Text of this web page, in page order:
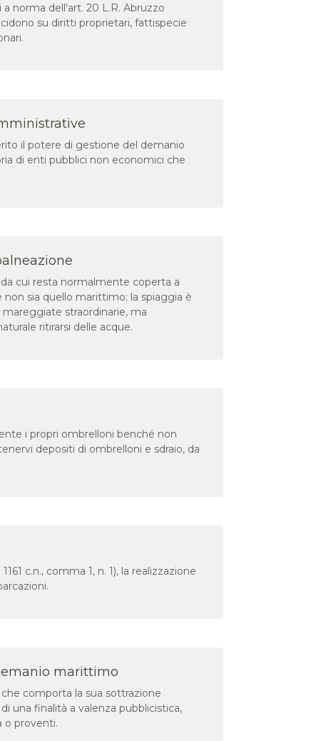
norma dell'art. 20 L.R. Abruzzo
su diritti proprietari, fattispecie
il potere di gestione del demanio
di enti pubblici non economici che
cui resta normalmente coperta a
sia quello marittimo; la spiaggia è
straordinarie, ma
ritirarsi delle acque.
i propri ombrelloni benché non
depositi di ombrelloni e sdraio, da
c.n., comma 1, n. 1), la realizzazione
marittimo
comporta la sua sottrazione
una finalità a valenza pubblicistica,
o proventi.